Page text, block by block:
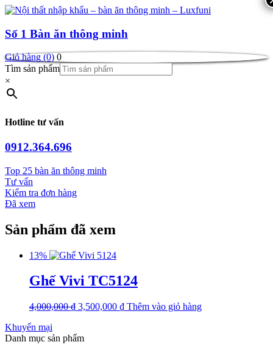
Số 1 Bàn ăn thông minh
Giỏ hàng (0) 0
Tìm sản phẩm
×
Hotline tư vấn
0912.364.696
Top 25 bàn ăn thông minh
Tư vấn
Kiểm tra đơn hàng
Đã xem
Sản phẩm đã xem
13%
Ghế Vivi TC5124
4,000,000₫ 3,500,000 ₫ Thêm vào giỏ hàng
Khuyến mại
Danh mục sản phẩm